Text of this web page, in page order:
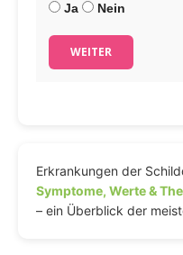
Ja
Nein
WEITER
Erkrankungen der
Symptome, Werte &
– ein Überblick der